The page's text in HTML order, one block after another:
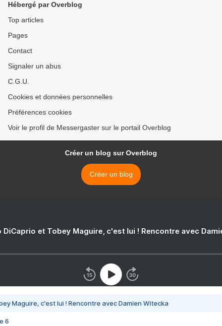
Hébergé par Overblog
Top articles
Pages
Contact
Signaler un abus
C.G.U.
Cookies et données personnelles
Préférences cookies
Voir le profil de Messergaster sur le portail Overblog
Créer un blog sur Overblog
Créer un blog
DiCaprio et Tobey Maguire, c'est lui ! Rencontre avec
Maguire, c'est lui ! Rencontre avec Damien Witecka
6